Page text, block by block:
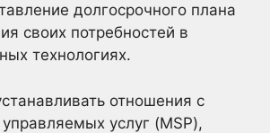
долгосрочного плана
своих потребностей в
технологиях.
отношения с
услуг (MSP),